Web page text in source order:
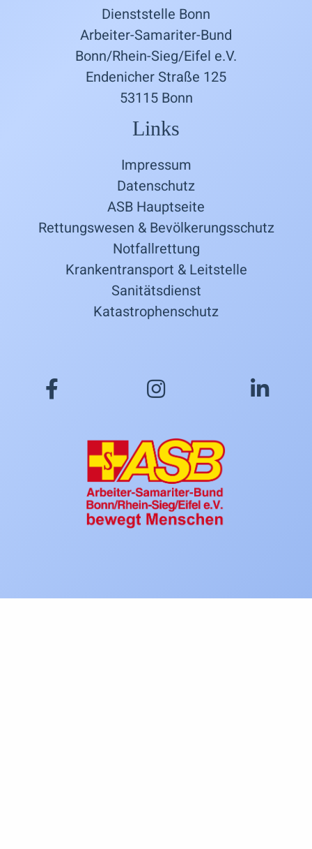
Dienststelle Bonn
Arbeiter-Samariter-Bund
Bonn/Rhein-Sieg/Eifel e.V.
Endenicher Straße 125
53115 Bonn
Links
Impressum
Datenschutz
ASB Hauptseite
Rettungswesen & Bevölkerungsschutz
Notfallrettung
Krankentransport & Leitstelle
Sanitätsdienst
Katastrophenschutz